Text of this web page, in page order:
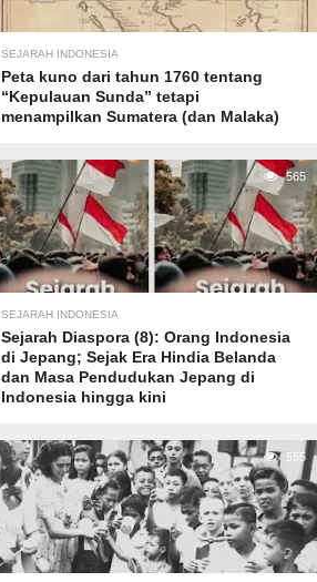
SEJARAH INDONESIA
Peta kuno dari tahun 1760 tentang
“Kepulauan Sunda” tetapi
menampilkan Sumatera (dan Malaka)
565
SEJARAH INDONESIA
Sejarah Diaspora (8): Orang Indonesia
di Jepang; Sejak Era Hindia Belanda
dan Masa Pendudukan Jepang di
Indonesia hingga kini
555